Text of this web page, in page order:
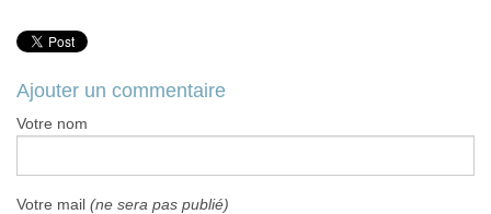
Ajouter un commentaire
Votre nom
Votre mail (ne sera pas publié)